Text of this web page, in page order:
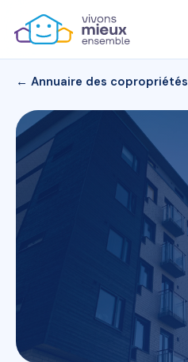
← Annuaire des copropriétés